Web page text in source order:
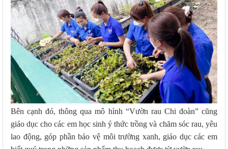
Bên cạnh đó, thông qua mô hình “Vườn rau Chi đoàn” cũng
giáo dục cho các em học sinh ý thức trồng và chăm sóc rau, yêu
lao động, góp phần bảo vệ môi trường xanh, giáo dục các em